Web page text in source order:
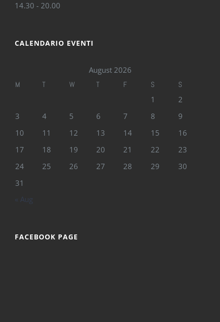
14.30 - 20.00
CALENDARIO EVENTI
August 2026
M T W T F S S
1
2
3
4 5 6 7 8
9
10
11 12 13 14 15
16
17
18 19 20 21 22
23
24
25 26 27 28 29
30
31
« Aug
FACEBOOK PAGE